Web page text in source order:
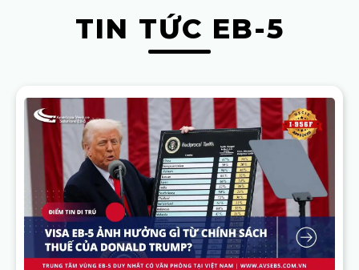
TIN TỨC EB-5